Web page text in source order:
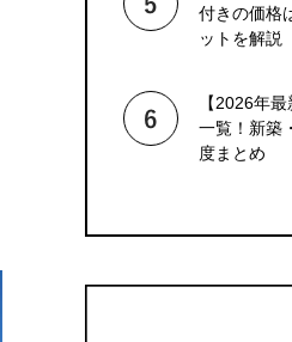
付きの価格
ットを解説
【2026年
一覧！新築
度まとめ